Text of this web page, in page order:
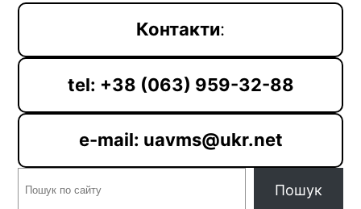
Контакти:
tel: +38 (063) 959-32-88
e-mail: uavms@ukr.net
Пошук